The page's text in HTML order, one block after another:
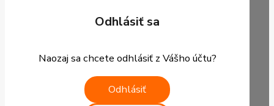
Odhlásiť sa
Naozaj sa chcete odhlásiť z Vášho účtu?
Odhlásiť